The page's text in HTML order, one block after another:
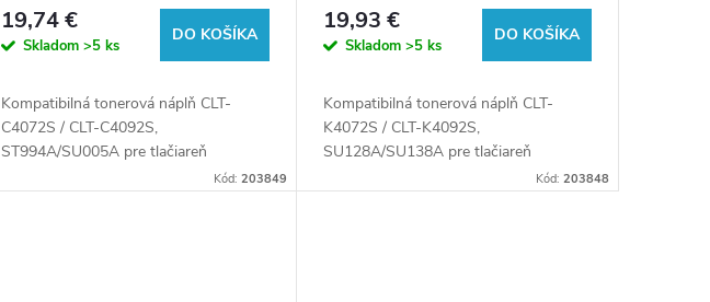
ST994A/SU005A, 1000 listov
pre tlačiarne Samsung (Orink
19,74 €
Skladom >5 ks
DO KOŠÍKA
Kompatibilná tonerová náplň CLT-
C4072S / CLT-C4092S,
ST994A/SU005A pre tlačiareň
Kód: 203849
SU128A/SU138A, 1500 listov
pre tlačiarne Samsung (Orink
19,93 €
Skladom >5 ks
DO KOŠÍKA
Kompatibilná tonerová náplň CLT-
K4072S / CLT-K4092S,
SU128A/SU138A pre tlačiareň
Kód: 203848